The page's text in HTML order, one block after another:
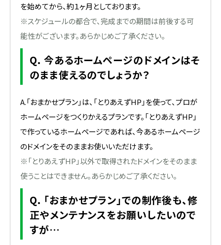
を始めてから、約１ヶ月としております。
※スケジュールの都合で、完成までの期間は前後する可
能性がございます。あらかじめご了承ください。
Q. 今あるホームページのドメインはそ
のまま使えるのでしょうか？
A.「おまかせプラン」は、「とりあえずHP」を使って、プロが
ホームページをつくりかえるプランです。「とりあえずHP」
で作っているホームページであれば、今あるホームページ
のドメインをそのままお使いいただけます。
※「とりあえずHP」以外で取得されたドメインをそのまま
使うことはできません。あらかじめご了承ください。
Q. 「おまかせプラン」での制作後も、修
正やメンテナンスをお願いしたいので
すが…